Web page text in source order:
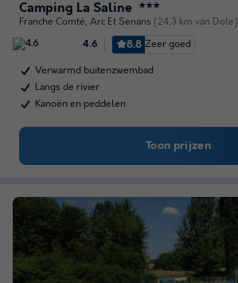
Camping La Saline ★★★
Franche Comté, Arc Et Senans (24,3 km van Dole)
4.6 8.8 Zeer goed
Verwarmd buitenzwembad
Langs de rivier
Kanoën en peddelen
Toon prijzen